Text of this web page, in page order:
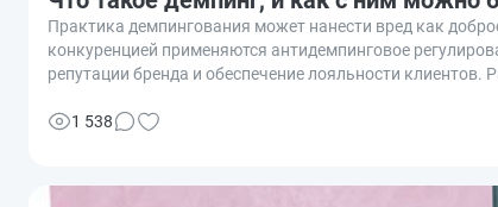
Практика демпингования может нанести вред как
конкуренцией применяются антидемпинговое
репутации бренда и обеспечение лояльности клиентов.
1 538